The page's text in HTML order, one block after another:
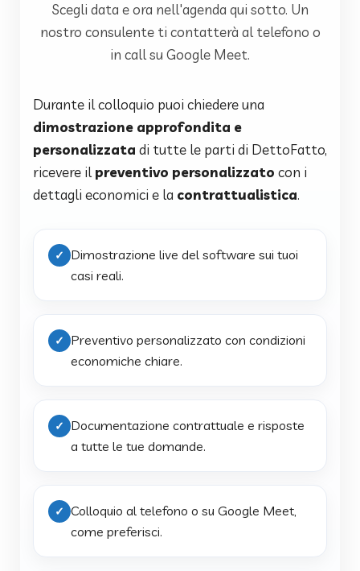
Scegli data e ora nell'agenda qui sotto. Un
nostro consulente ti contatterà al telefono o
in call su Google Meet.
Durante il colloquio puoi chiedere una
dimostrazione approfondita e
personalizzata di tutte le parti di DettoFatto,
ricevere il preventivo personalizzato con i
dettagli economici e la contrattualistica.
✓
Dimostrazione live del software sui tuoi
casi reali.
✓
Preventivo personalizzato con condizioni
economiche chiare.
✓
Documentazione contrattuale e risposte
a tutte le tue domande.
✓ Colloquio al telefono o su Google Meet,
come preferisci.